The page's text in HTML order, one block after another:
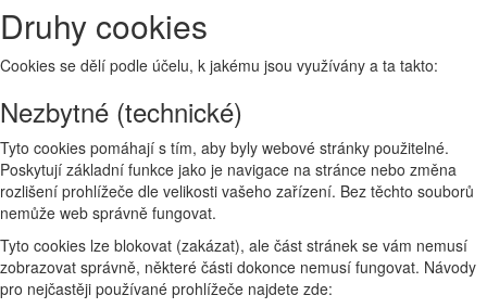
Druhy cookies
Cookies se dělí podle účelu, k jakému jsou využívány a ta takto:
Nezbytné (technické)
Tyto cookies pomáhají s tím, aby byly webové stránky použitelné.
Poskytují základní funkce jako je navigace na stránce nebo změna
rozlišení prohlížeče dle velikosti vašeho zařízení. Bez těchto souborů
nemůže web správně fungovat.
Tyto cookies lze blokovat (zakázat), ale část stránek se vám nemusí
zobrazovat správně, některé části dokonce nemusí fungovat. Návody
pro nejčastěji používané prohlížeče najdete zde: